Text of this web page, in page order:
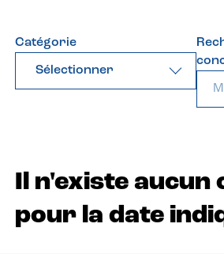
Catégorie
Sélectionner
Il n'existe aucun
pour la date